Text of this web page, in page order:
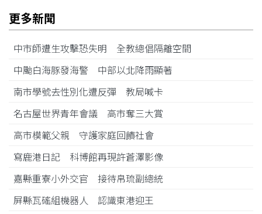
更多新聞
中市師遭生攻擊恐失明 全教總倡隔離空間
中颱白海豚發海警 中部以北降雨顯著
南市學號去性別化遭反彈 教局喊卡
名古屋世界青年會議 高市奪三大賞
高市模範父親 守護家庭回饋社會
寫鹿港日記 科博館再現許蒼澤影像
嘉縣重寮小外交官 接待帛琉副總統
屏縣瓦磘組機器人 認識東港迎王